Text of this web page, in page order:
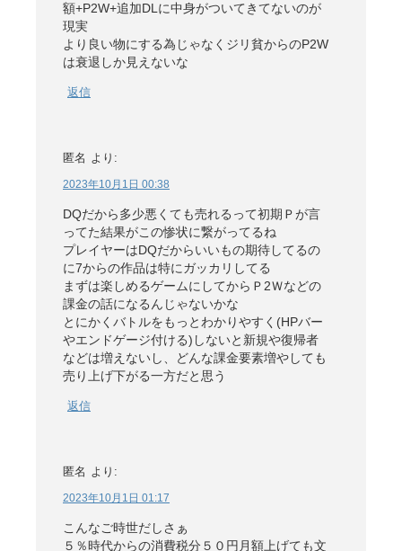
額+P2W+追加DLに中身がついてきてないのが
現実
より良い物にする為じゃなくジリ貧からのP2W
は衰退しか見えないな
返信
匿名 より:
2023年10月1日 00:38
DQだから多少悪くても売れるって初期Ｐが言
ってた結果がこの惨状に繋がってるね
プレイヤーはDQだからいいもの期待してるの
に7からの作品は特にガッカリしてる
まずは楽しめるゲームにしてからＰ2Ｗなどの
課金の話になるんじゃないかな
とにかくバトルをもっとわかりやすく(HPバー
やエンドゲージ付ける)しないと新規や復帰者
などは増えないし、どんな課金要素増やしても
売り上げ下がる一方だと思う
返信
匿名 より:
2023年10月1日 01:17
こんなご時世だしさぁ
５％時代からの消費税分５０円月額上げても文